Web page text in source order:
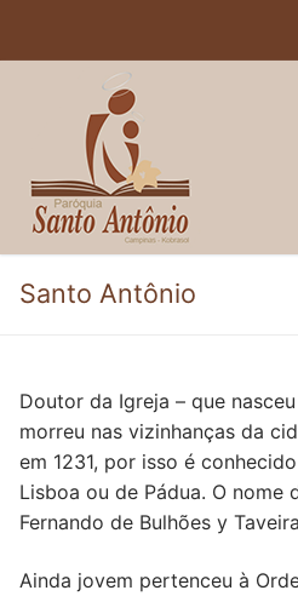
Pesquisar
Santo Antônio
Doutor da Igreja – que
morreu nas vizinhanças da
em 1231, por isso é
Lisboa ou de Pádua. O nome
Fernando de Bulhões y
Ainda jovem pertenceu à